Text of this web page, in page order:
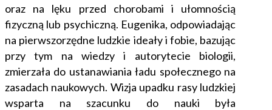
oraz na lęku przed chorobami i ułomnością
fizyczną lub psychiczną. Eugenika, odpowiadając
na pierwszorzędne ludzkie ideały i fobie, bazując
przy tym na wiedzy i autorytecie biologii,
zmierzała do ustanawiania ładu społecznego na
zasadach naukowych. Wizja upadku rasy ludzkiej
wsparta na szacunku do nauki była